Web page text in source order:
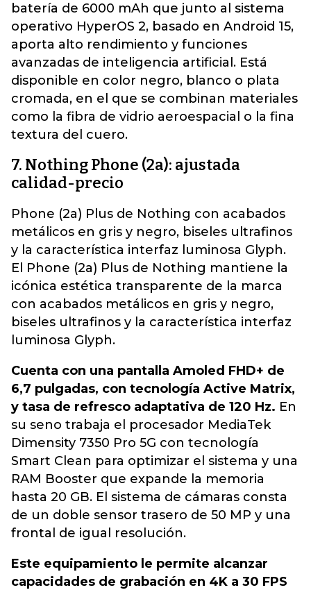
batería de 6000 mAh que junto al sistema
operativo HyperOS 2, basado en Android 15,
aporta alto rendimiento y funciones
avanzadas de inteligencia artificial. Está
disponible en color negro, blanco o plata
cromada, en el que se combinan materiales
como la fibra de vidrio aeroespacial o la fina
textura del cuero.
7. Nothing Phone (2a): ajustada
calidad-precio
Phone (2a) Plus de Nothing con acabados
metálicos en gris y negro, biseles ultrafinos
y la característica interfaz luminosa Glyph.
El Phone (2a) Plus de Nothing mantiene la
icónica estética transparente de la marca
con acabados metálicos en gris y negro,
biseles ultrafinos y la característica interfaz
luminosa Glyph.
Cuenta con una pantalla Amoled FHD+ de
6,7 pulgadas, con tecnología Active Matrix,
y tasa de refresco adaptativa de 120 Hz. En
su seno trabaja el procesador MediaTek
Dimensity 7350 Pro 5G con tecnología
Smart Clean para optimizar el sistema y una
RAM Booster que expande la memoria
hasta 20 GB. El sistema de cámaras consta
de un doble sensor trasero de 50 MP y una
frontal de igual resolución.
Este equipamiento le permite alcanzar
capacidades de grabación en 4K a 30 FPS